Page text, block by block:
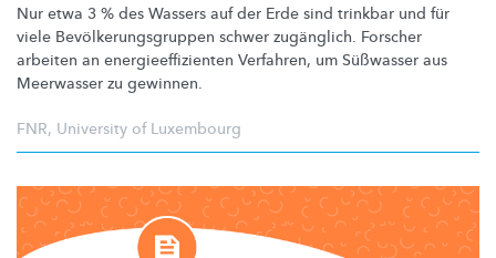
Nur etwa 3 % des Wassers auf der Erde sind trinkbar und für
viele Bevölkerungsgruppen schwer zugänglich. Forscher
arbeiten an energieeffizienten Verfahren, um Süßwasser aus
Meerwasser zu gewinnen.
FNR, University of Luxembourg